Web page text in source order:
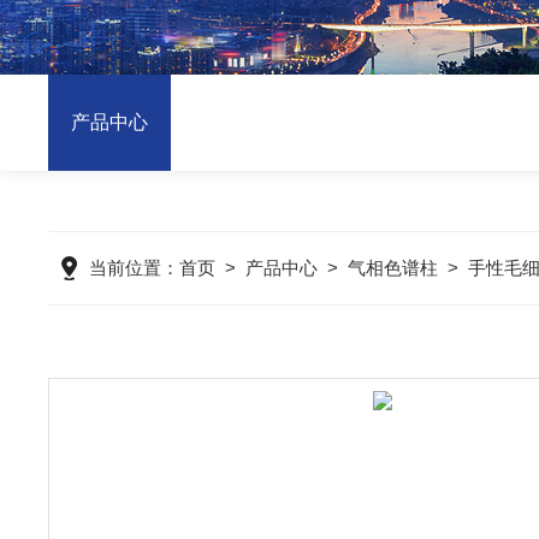
产品中心
当前位置：首页 > 产品中心 >气相色谱柱 >手性毛